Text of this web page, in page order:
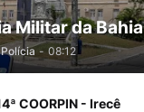
Militar da Bahia
- 08:12
COORPIN - Irecê